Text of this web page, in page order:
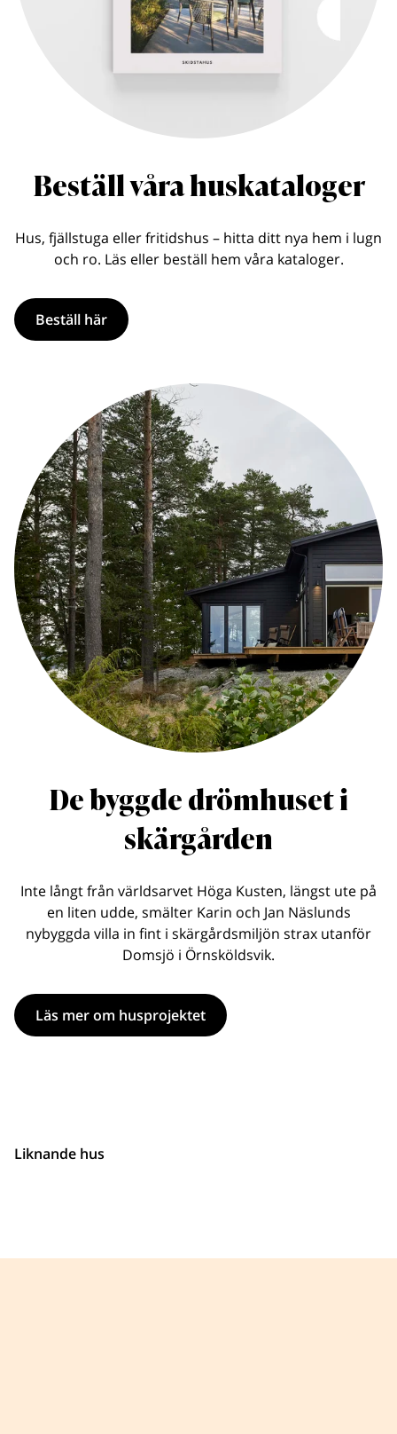
Beställ våra huskataloger
Hus, fjällstuga eller fritidshus – hitta ditt nya hem i lugn
och ro. Läs eller beställ hem våra kataloger.
Beställ här
De byggde drömhuset i
skärgården
Inte långt från världsarvet Höga Kusten, längst ute på
en liten udde, smälter Karin och Jan Näslunds
nybyggda villa in fint i skärgårdsmiljön strax utanför
Domsjö i Örnsköldsvik.
Läs mer om husprojektet
Liknande hus